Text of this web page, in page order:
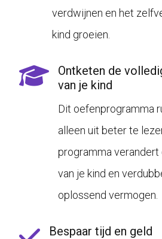
verdwijnen en het
kind groeien.
Ontketen de
van je kind
Dit oefenprogramma
alleen uit beter te
programma
van je kind en
oplossend vermogen.
Bespaar tijd en geld